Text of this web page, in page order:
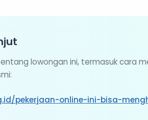
lowongan ini, termasuk cara
pekerjaan-online-ini-bisa-